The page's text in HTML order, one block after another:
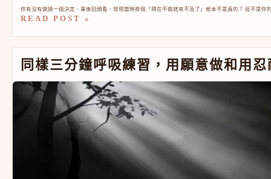
你有沒有做過一個決定，事後回頭看，發現當時那個「現在不做就來不及了」根本不是真的？ 這不是你
READ POST »
同樣三分鐘呼吸練習，用願意做和用
同樣三分鐘呼吸練習，用願意做和用忍耐做，效果完全不同